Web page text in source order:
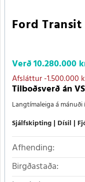
Ford Transit
Verð10.280.000
Afsláttur-1.500.000
Tilboðsverð án
Langtímaleiga á mánuði
Sjálfskipting Dísil
Afhending:
Birgðastaða: